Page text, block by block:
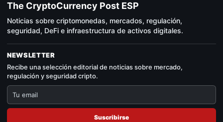
The CryptoCurrency Post ESP
Noticias sobre criptomonedas, mercados, regulación,
seguridad, DeFi e infraestructura de activos digitales.
NEWSLETTER
Recibe una selección editorial de noticias sobre mercado,
regulación y seguridad cripto.
Suscribirse